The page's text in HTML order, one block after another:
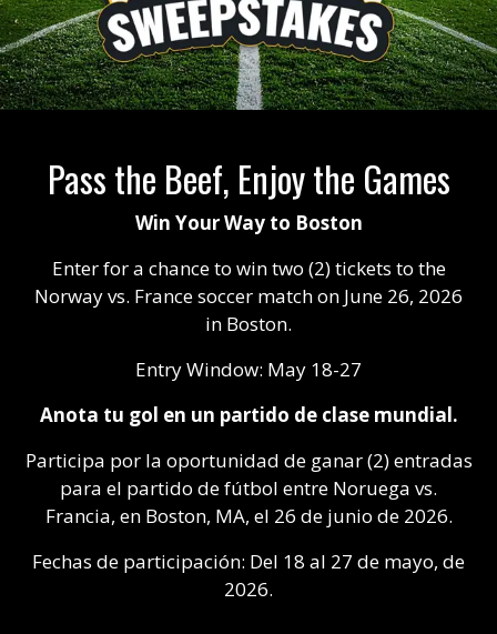
Pass the Beef, Enjoy the Games
Win Your Way to Boston
Enter for a chance to win two (2) tickets to the
Norway vs. France soccer match on June 26, 2026
in Boston.
Entry Window: May 18-27
Anota tu gol en un partido de clase mundial.
Participa por la oportunidad de ganar (2) entradas
para el partido de fútbol entre Noruega vs.
Francia, en Boston, MA, el 26 de junio de 2026.
Fechas de participación: Del 18 al 27 de mayo, de
2026.